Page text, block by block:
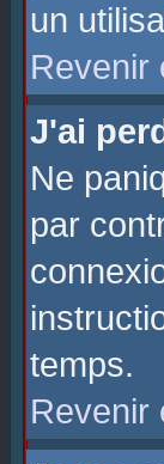
un
Revenir
J'ai
Ne
par
temps.
Revenir